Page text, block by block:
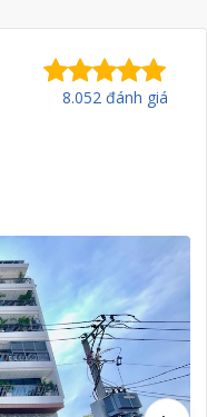
8.052 đánh giá